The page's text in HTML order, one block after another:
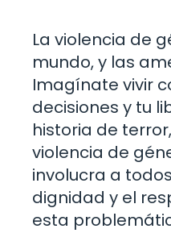
La violencia de
mundo, y las
Imagínate vivir
decisiones y tu
historia de
violencia de
involucra a
dignidad y el
esta